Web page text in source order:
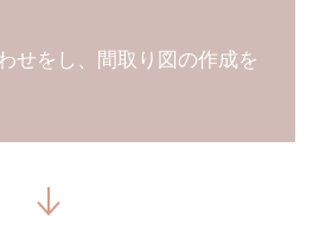
せをし、間取り図の作成を